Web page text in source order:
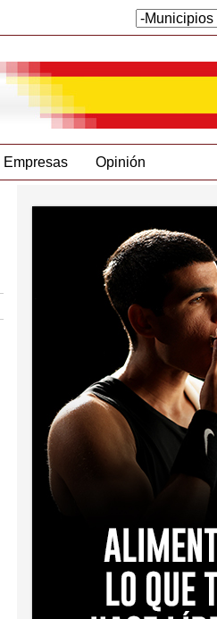
Empresas Opinión